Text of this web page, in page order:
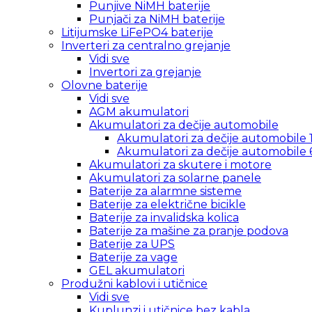
Punjive NiMH baterije
Punjači za NiMH baterije
Litijumske LiFePO4 baterije
Inverteri za centralno grejanje
Vidi sve
Invertori za grejanje
Olovne baterije
Vidi sve
AGM akumulatori
Akumulatori za dečije automobile
Akumulatori za dečije automobile
Akumulatori za dečije automobile
Akumulatori za skutere i motore
Akumulatori za solarne panele
Baterije za alarmne sisteme
Baterije za električne bicikle
Baterije za invalidska kolica
Baterije za mašine za pranje podova
Baterije za UPS
Baterije za vage
GEL akumulatori
Produžni kablovi i utičnice
Vidi sve